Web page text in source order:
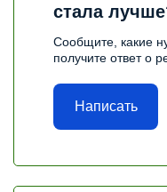
стала
Сообщите, какие
получите ответ о
Написать